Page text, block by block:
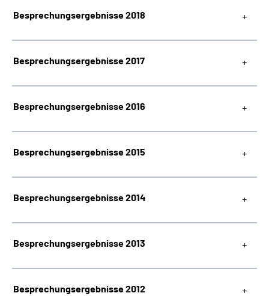
Besprechungsergebnisse 2018
Besprechungsergebnisse 2017
Besprechungsergebnisse 2016
Besprechungsergebnisse 2015
Besprechungsergebnisse 2014
Besprechungsergebnisse 2013
Besprechungsergebnisse 2012